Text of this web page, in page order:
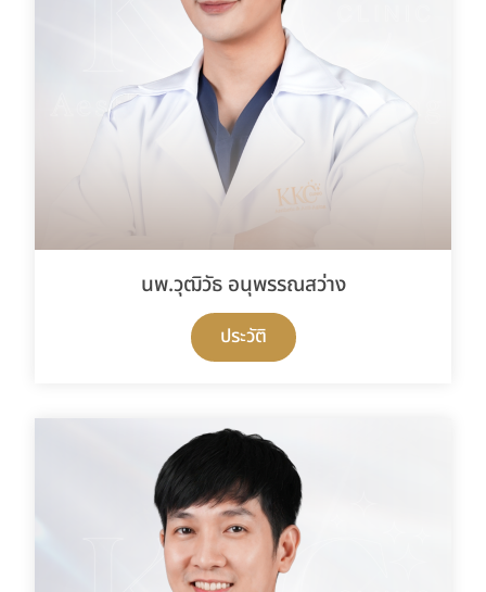
นพ.วุฒิวัธ อนุพรรณสว่าง
ประวัติ